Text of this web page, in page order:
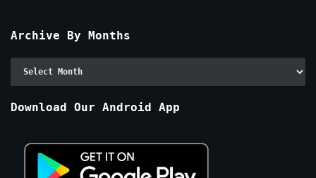
Archive By Months
Download Our Android App